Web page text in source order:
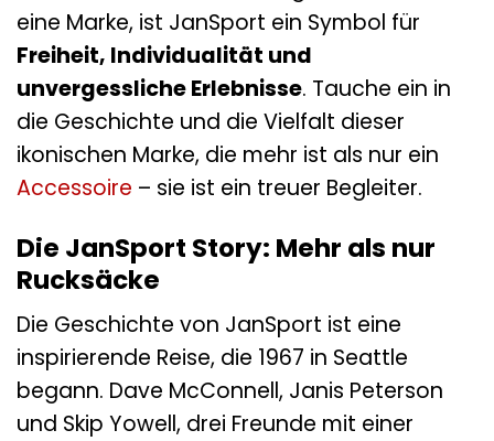
eine Marke, ist JanSport ein Symbol für
Freiheit, Individualität und
unvergessliche Erlebnisse. Tauche ein in
die Geschichte und die Vielfalt dieser
ikonischen Marke, die mehr ist als nur ein
Accessoire – sie ist ein treuer Begleiter.
Die JanSport Story: Mehr als nur
Rucksäcke
Die Geschichte von JanSport ist eine
inspirierende Reise, die 1967 in Seattle
begann. Dave McConnell, Janis Peterson
und Skip Yowell, drei Freunde mit einer